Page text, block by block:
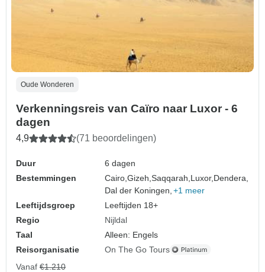
Oude Wonderen
Verkenningsreis van Caïro naar Luxor - 6
dagen
4,9 (71 beoordelingen)
Duur
6 dagen
Bestemmingen
Cairo,Gizeh,Saqqarah, Luxor, Dendera,
Dal der Koningen, +1 meer
Leeftijdsgroep
Leeftijden 18+
Regio
Nijldal
Taal
Alleen: Engels
Reisorganisatie
On The Go Tours
Vanaf €1.210